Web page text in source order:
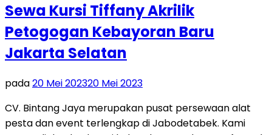
Sewa Kursi Tiffany Akrilik
Petogogan Kebayoran Baru
Jakarta Selatan
pada20 Mei 202320 Mei 2023
CV. Bintang Jaya merupakan pusat persewaan alat
pesta dan event terlengkap di Jabodetabek. Kami